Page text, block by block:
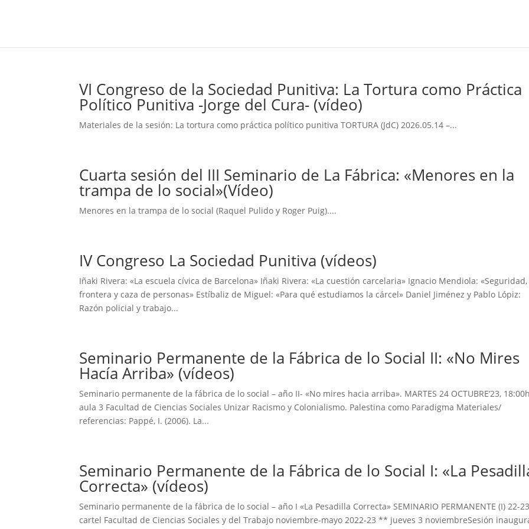
VI Congreso de la Sociedad Punitiva: La Tortura como Práctica
Político Punitiva -Jorge del Cura- (vídeo)
Materiales de la sesión: La tortura como práctica político punitiva TORTURA (JdC) 2026.05.14 –...
Cuarta sesión del III Seminario de La Fábrica: «Menores en la
trampa de lo social»(Vídeo)
Menores en la trampa de lo social (Raquel Pulido y Roger Puig)....
IV Congreso La Sociedad Punitiva (vídeos)
Iñaki Rivera: «La escuela cívica de Barcelona» Iñaki Rivera: «La cuestión carcelaria» Ignacio Mendiola: «Seguridad,
frontera y caza de personas» Estíbaliz de Miguel: «Para qué estudiamos la cárcel» Daniel Jiménez y Pablo Lópiz:
Razón policial y trabajo...
Seminario Permanente de la Fábrica de lo Social II: «No Mires
Hacía Arriba» (vídeos)
Seminario permanente de la fábrica de lo social – año II- «No mires hacia arriba». MARTES 24 OCTUBRE’23,
aula 3 Facultad de Ciencias Sociales Unizar Racismo y Colonialismo. Palestina como Paradigma Materiales/
referencias: Pappé, I. (2006). La...
Seminario Permanente de la Fábrica de lo Social I: «La
Correcta» (vídeos)
Seminario permanente de la fábrica de lo social – año I «La Pesadilla Correcta» SEMINARIO PERMANENTE (I) 22-23
cartel Facultad de Ciencias Sociales y del Trabajo noviembre-mayo 2022-23 ** jueves 3 noviembreSesión